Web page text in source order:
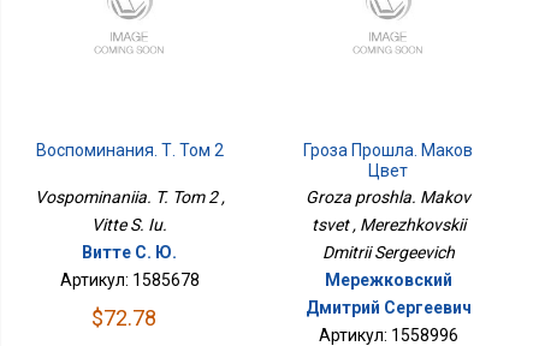
Воспоминания. Т. Том 2
Vospominaniia. T. Tom 2 ,
Vitte S. Iu.
Витте С. Ю.
Артикул: 1585678
$72.78
Гроза Прошла. Маков
Цвет
Groza proshla. Makov
tsvet , Merezhkovskii
Dmitrii Sergeevich
Мережковский
Дмитрий Сергеевич
Артикул: 1558996